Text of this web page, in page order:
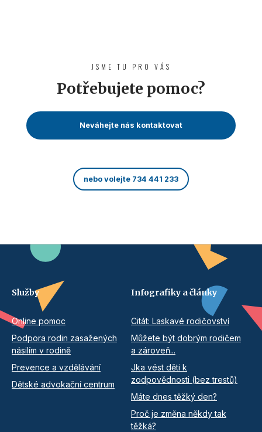
JSME TU PRO VÁS
Potřebujete pomoc?
Neváhejte nás kontaktovat
nebo volejte 734 441 233
Služby
Online pomoc
Podpora rodin zasažených
násilím v rodině
Prevence a vzdělávání
Dětské advokační centrum
Infografiky a články
Citát: Laskavé rodičovství
Můžete být dobrým rodičem
a zároveň...
Jka vést děti k
zodpovědnosti (bez trestů)
Máte dnes těžký den?
Proč je změna někdy tak
těžká?